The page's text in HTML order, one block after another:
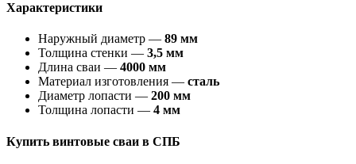
Характеристики
Наружный диаметр — 89 мм
Толщина стенки — 3,5 мм
Длина сваи — 4000 мм
Материал изготовления — сталь
Диаметр лопасти — 200 мм
Толщина лопасти — 4 мм
Купить винтовые сваи в СПБ